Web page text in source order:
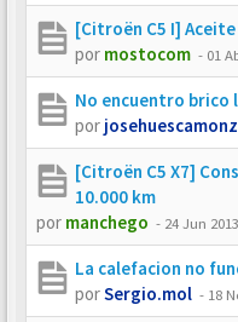
[Citroën C5 I]
por mostocom - 01
No encuentro brico
por
[Citroën C5 X7]
10.000 km
por manchego - 24 Jun
La calefacion no
porSergio.mol - 18